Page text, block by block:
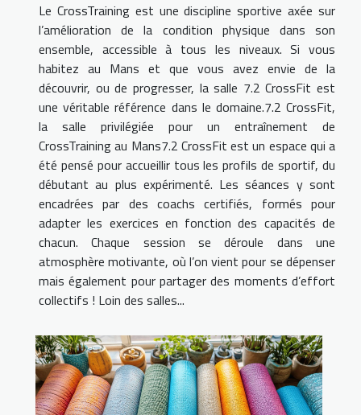
Le CrossTraining est une discipline sportive axée sur
l’amélioration de la condition physique dans son
ensemble, accessible à tous les niveaux. Si vous
habitez au Mans et que vous avez envie de la
découvrir, ou de progresser, la salle 7.2 CrossFit est
une véritable référence dans le domaine.7.2 CrossFit,
la salle privilégiée pour un entraînement de
CrossTraining au Mans7.2 CrossFit est un espace qui a
été pensé pour accueillir tous les profils de sportif, du
débutant au plus expérimenté. Les séances y sont
encadrées par des coachs certifiés, formés pour
adapter les exercices en fonction des capacités de
chacun. Chaque session se déroule dans une
atmosphère motivante, où l’on vient pour se dépenser
mais également pour partager des moments d’effort
collectifs ! Loin des salles...